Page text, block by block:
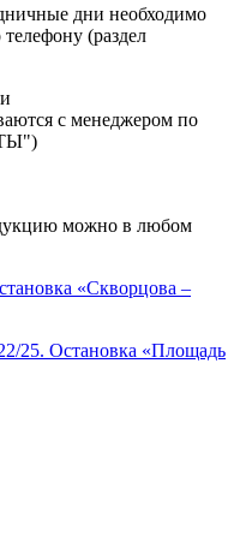
дни необходимо
(раздел
с менеджером по
можно в любом
«Скворцова –
25. Остановка «Площадь